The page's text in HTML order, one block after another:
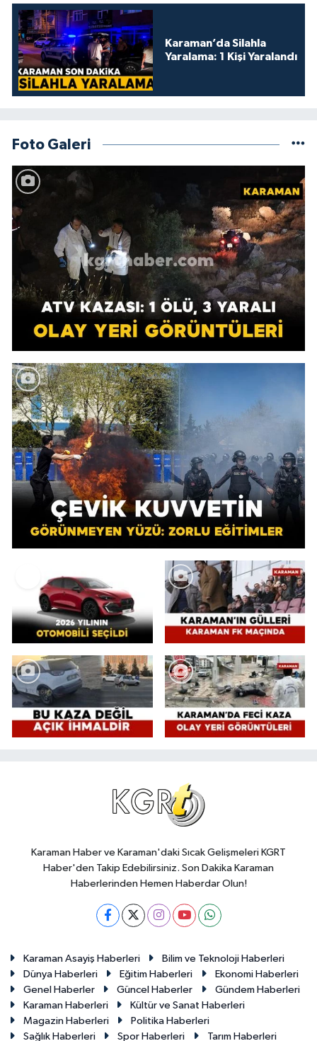
Karaman’da Silahla
Yaralama: 1 Kişi Yaralandı
Foto Galeri
Karaman Haber ve Karaman'daki Sıcak Gelişmeleri KGRT
Haber'den Takip Edebilirsiniz. Son Dakika Karaman
Haberlerinden Hemen Haberdar Olun!
Karaman Asayiş Haberleri
Bilim ve Teknoloji Haberleri
Dünya Haberleri
Eğitim Haberleri
Ekonomi Haberleri
Genel Haberler
Güncel Haberler
Gündem Haberleri
Karaman Haberleri
Kültür ve Sanat Haberleri
Magazin Haberleri
Politika Haberleri
Sağlık Haberleri
Spor Haberleri Tarım Haberleri